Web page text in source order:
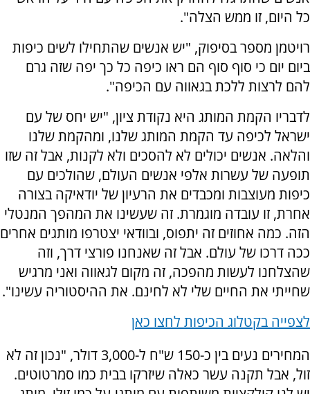
כל היום, זו ממש הצלה".
רויטמן מספר בסיפוק, "יש אנשים שהתחילו לשים כיפות
ביום יום כי סוף סוף הם ראו כיפה כל כך יפה שזה גרם
להם לרצות ללכת בגאווה עם הכיפה".
לדבריו הקמת המותג היא נקודת ציון, "יש יחס של עם
ישראל לכיפה עד הקמת המותג שלנו, ומהקמת שלנו
והלאה. אנשים יכולים לא להסכים ולא לקנות, אבל זה שזו
תופעה של עשרות אלפי אנשים העולם, שהולכים עם
כיפות מעוצבות ומכבדים את הרעיון של יודאיקה בצורה
אחרת, זו עובדה מוגמרת. זה שעשינו את המהפך המנטלי
הזה. כמה אחוזים זה יתפוס, ובוודאי יצטרפו מותגים אחרים
ככה דרכו של עולם. אבל זה שאנחנו פורצי דרך, וזה
שהצלחנו לעשות מהפכה, זה מקום לגאווה ואני מרגיש
שחייתי את החיים שלי לא לחינם. את ההיסטוריה עשינו".
לצפייה בקטלוג הכיפות לחצו כאן
המחירים נעים בין כ-150 ש"ח ל-3,000 דולר, "נכון זה לא
זול, אבל תקנה עשר כאלה שיזרקו בבית כמו סמרטוטים.